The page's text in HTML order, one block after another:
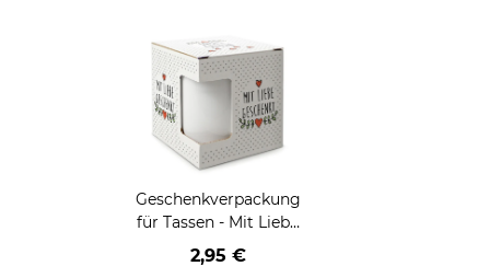
Geschenkverpackung
für Tassen - Mit Liebe
geschenkt
2,95 €